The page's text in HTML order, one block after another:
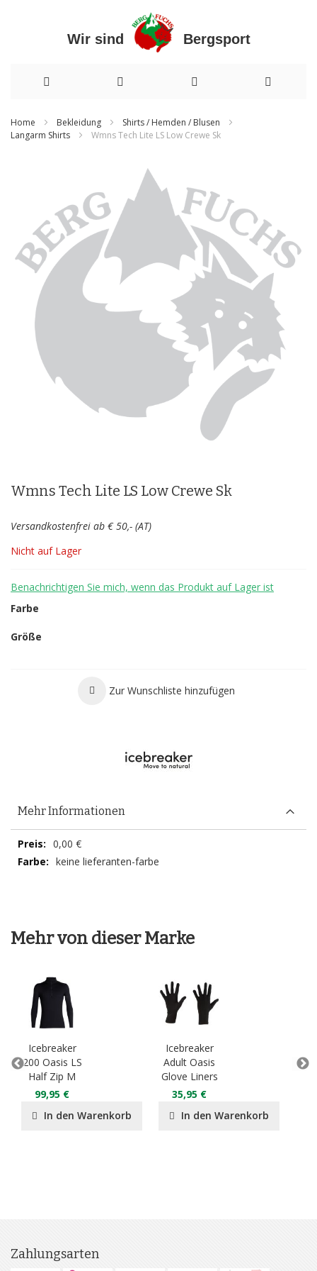
Wir sind Bergsport
zum
Home Bekleidung
Shirts / Hemden / Blusen
Langarm Shirts
Wmns Tech Lite LS Low Crewe Sk
Bildergalerie
springen
der
Wmns Tech Lite LS Low Crewe Sk
Versandkostenfrei ab € 50,- (AT)
Nicht auf Lager
Benachrichtigen Sie mich, wenn das Produkt auf Lager ist
Farbe
Größe
Zur Wunschliste hinzufügen
Mehr Informationen
Mehr
Informationen
0,00 €
keine lieferanten-farbe
Mehr von dieser Marke
Icebreaker
200 Oasis LS
Half Zip M
99,95 €
In den Warenkorb
Icebreaker
Adult Oasis
Glove Liners
35,95 €
In den Warenkorb
Zahlungsarten